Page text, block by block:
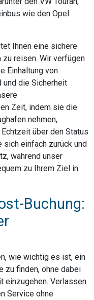
wie den Opel
Ihnen eine sichere
reisen. Wir verfügen
Einhaltung von
die Sicherheit
Zeit, indem sie die
nehmen,
über den Status
sich einfach zurück und
während unser
zu Ihrem Ziel in
Buchung:
wie wichtig es ist, ein
zu finden, ohne dabei
einzugehen. Verlassen
Service ohne